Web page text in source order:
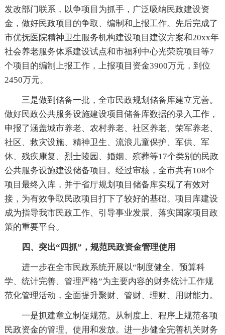
发改部门联系，以争项目为抓手，广泛吸纳民政建设资
金，做好民政项目的争取、编制和上报工作。先后完成了
市优抚医院精神卫生服务机构建设项目建议方案和20xx年
社会养老服务体系建设试点和市福利中心光荣院项目等7
个项目的编制上报工作，上报项目资金3900万元，到位
2450万元。
三是做到储备一批，全市民政规划储备库建立完善。
做好民政公共服务设施建设项目储备库数据的录入工作，
申报了涵盖城市养老、农村养老、社区养老、荣军养老、
社区、救灾设施、精神卫生、流浪儿童保护、军供、军
休、残疾康复、烈士陵园、婚姻、殡葬等17个类别的民政
公共服务设施建设储备项目。经过审核，全市共有108个
项目最终入库，并于省厅规划项目储备库实现了有效对
接，为有效争取民政项目打下了较好的基础。项目库建设
成为指导我市民政工作、引导事业发展、落实国家项目政
策的重要平台。
四、突出“四抓”，规范民政资金管理使用
进一步在全市民政系统开展以“制度健全、预算科
学、统计完善、管理严格”为主要内容的财务统计工作规
范化管理活动，全面提升聚财、管财、理财、用财能力。
一是抓建章立制促规范。从制度上、程序上规范各项
民政资金的管理、使用和发放。进一步健全完善机关财务